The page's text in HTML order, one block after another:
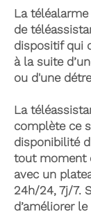
La
de
dispositif qui
à la suite
ou d'une
La
complète ce
disponibilité
tout moment
avec un
24h/24, 7j/7.
d’améliorer